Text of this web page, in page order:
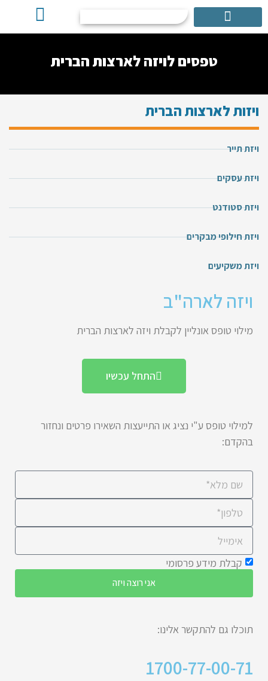
טפסים לויזה לארצות הברית
ויזות לארצות הברית
ויזת תייר
ויזת עסקים
ויזת סטודנט
ויזת חילופי מבקרים
ויזת משקיעים
ויזה לארה"ב
מילוי טופס אונליין לקבלת ויזה לארצות הברית
התחל עכשיו
למילוי טופס ע"י נציג או התייעצות השאירו פרטים ונחזור
בהקדם:
קבלת מידע פרסומי
אני רוצה ויזה
תוכלו גם להתקשר אלינו:
1700-77-00-71